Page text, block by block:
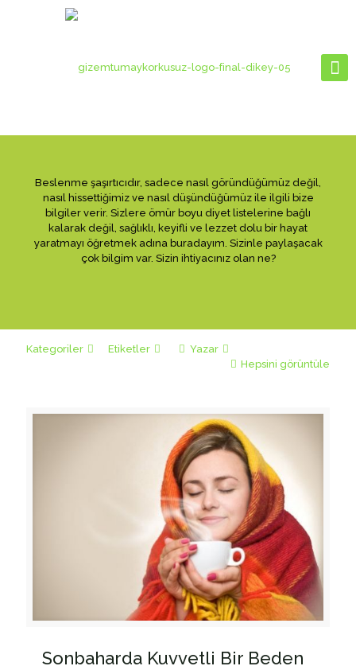
Beslenme şaşırtıcıdır, sadece nasıl göründüğümüz değil,
nasıl hissettiğimiz ve nasıl düşündüğümüz ile ilgili bize
bilgiler verir. Sizlere ömür boyu diyet listelerine bağlı
kalarak değil, sağlıklı, keyifli ve lezzet dolu bir hayat
yaratmayı öğretmek adına buradayım. Sizinle paylaşacak
çok bilgim var. Sizin ihtiyacınız olan ne?
Kategoriler Etiketler
Yazar
Hepsini görüntüle
Sonbaharda Kuvvetli Bir Beden